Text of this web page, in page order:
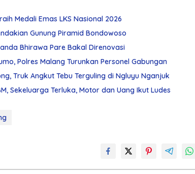
Medali Emas LKS Nasional 2026
Gunung Piramid Bondowoso
Bhirawa Pare Bakal Direnovasi
Polres Malang Turunkan Personel Gabungan
Truk Angkut Tebu Terguling di Ngluyu Nganjuk
Sekeluarga Terluka, Motor dan Uang Ikut Ludes